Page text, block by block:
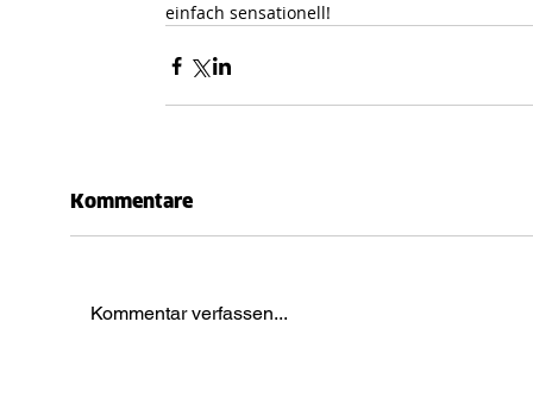
einfach sensationell!
Kommentare
Kommentar verfassen...